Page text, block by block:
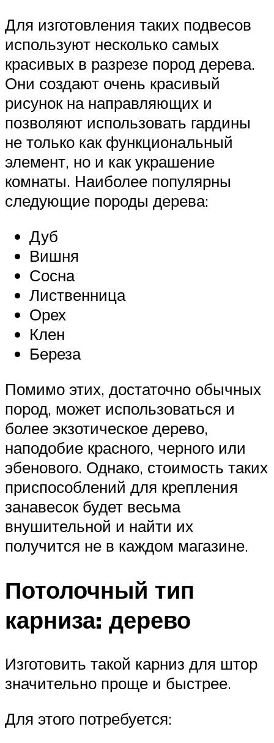
Для изготовления таких подвесов
используют несколько самых
красивых в разрезе пород дерева.
Они создают очень красивый
рисунок на направляющих и
позволяют использовать гардины
не только как функциональный
элемент, но и как украшение
комнаты. Наиболее популярны
следующие породы дерева:
Дуб
Вишня
Сосна
Лиственница
Орех
Клен
Береза
Помимо этих, достаточно обычных
пород, может использоваться и
более экзотическое дерево,
наподобие красного, черного или
эбенового. Однако, стоимость таких
приспособлений для крепления
занавесок будет весьма
внушительной и найти их
получится не в каждом магазине.
Потолочный тип
карниза: дерево
Изготовить такой карниз для штор
значительно проще и быстрее.
Для этого потребуется: